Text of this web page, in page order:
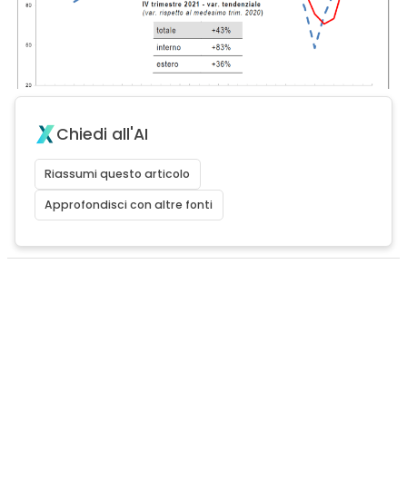
Chiedi all'AI
Riassumi questo articolo
Approfondisci con altre fonti